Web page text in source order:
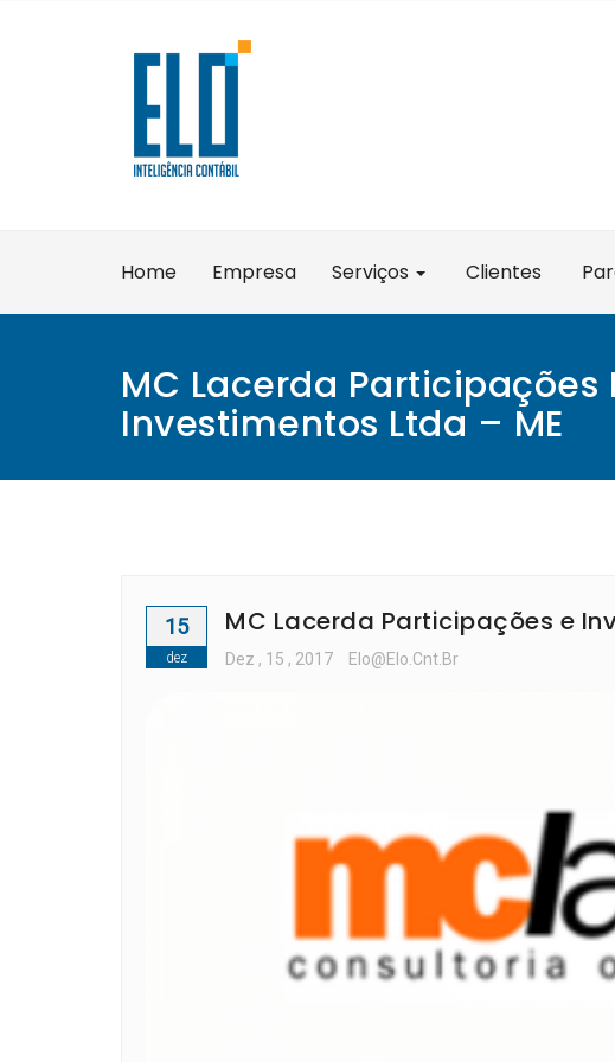
Home Empresa Serviços Clientes
MC Lacerda Participações
Investimentos Ltda – ME
15
dez
MC Lacerda Participações e
Dez , 15 , 2017 Elo@elo.cnt.br